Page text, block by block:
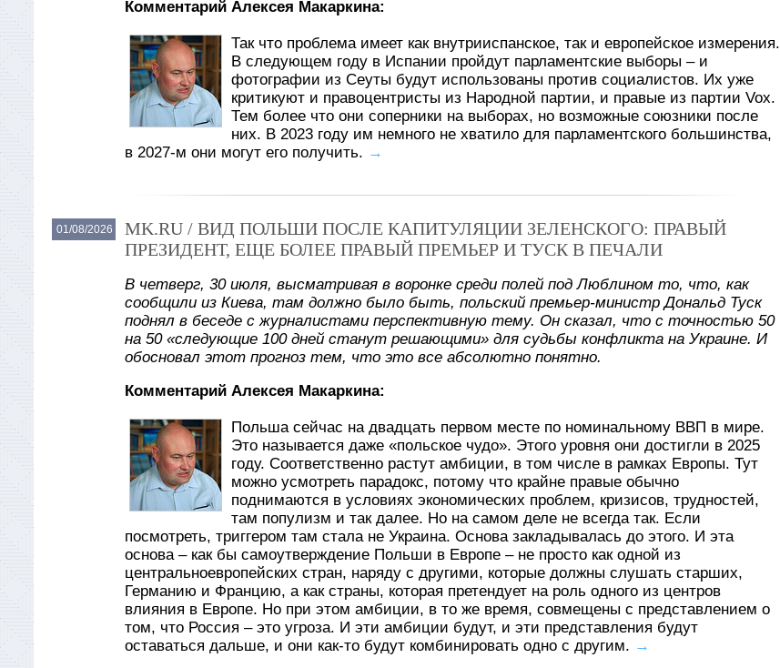
Комментарий Алексея Макаркина:
Так что проблема имеет как внутрииспанское, так и европейское измерения.
В следующем году в Испании пройдут парламентские выборы – и
фотографии из Сеуты будут использованы против социалистов. Их уже
критикуют и правоцентристы из Народной партии, и правые из партии Vox.
Тем более что они соперники на выборах, но возможные союзники после
них. В 2023 году им немного не хватило для парламентского большинства,
в 2027-м они могут его получить. →
01/08/2026
MK.RU / ВИД ПОЛЬШИ ПОСЛЕ КАПИТУЛЯЦИИ ЗЕЛЕНСКОГО: ПРАВЫЙ
ПРЕЗИДЕНТ, ЕЩЕ БОЛЕЕ ПРАВЫЙ ПРЕМЬЕР И ТУСК В ПЕЧАЛИ
В четверг, 30 июля, высматривая в воронке среди полей под Люблином то, что, как
сообщили из Киева, там должно было быть, польский премьер-министр Дональд Туск
поднял в беседе с журналистами перспективную тему. Он сказал, что с точностью 50
на 50 «следующие 100 дней станут решающими» для судьбы конфликта на Украине. И
обосновал этот прогноз тем, что это все абсолютно понятно.
Комментарий Алексея Макаркина:
Польша сейчас на двадцать первом месте по номинальному ВВП в мире.
Это называется даже «польское чудо». Этого уровня они достигли в 2025
году. Соответственно растут амбиции, в том числе в рамках Европы. Тут
можно усмотреть парадокс, потому что крайне правые обычно
поднимаются в условиях экономических проблем, кризисов, трудностей,
там популизм и так далее. Но на самом деле не всегда так. Если
посмотреть, триггером там стала не Украина. Основа закладывалась до этого. И эта
основа – как бы самоутверждение Польши в Европе – не просто как одной из
центральноевропейских стран, наряду с другими, которые должны слушать старших,
Германию и Францию, а как страны, которая претендует на роль одного из центров
влияния в Европе. Но при этом амбиции, в то же время, совмещены с представлением о
том, что Россия – это угроза. И эти амбиции будут, и эти представления будут
оставаться дальше, и они как-то будут комбинировать одно с другим. →